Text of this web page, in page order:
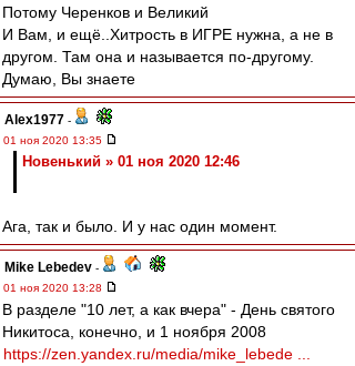
Потому Черенков и Великий
И Вам, и ещё..Хитрость в ИГРЕ нужна, а не в
другом. Там она и называется по-другому.
Думаю, Вы знаете
Alex1977 -
01 ноя 2020 13:35
Новенький » 01 ноя 2020 12:46
Ага, так и было. И у нас один момент.
Mike Lebedev -
01 ноя 2020 13:28
В разделе "10 лет, а как вчера" - День святого
Никитоса, конечно, и 1 ноября 2008
https://zen.yandex.ru/media/mike_lebede ...